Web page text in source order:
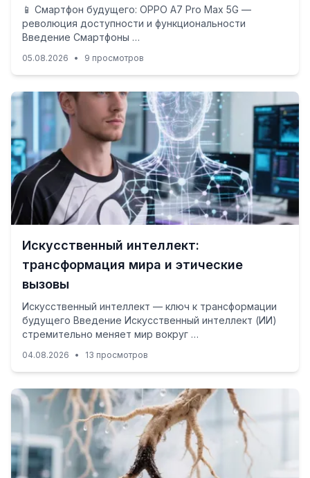
📱 Смартфон будущего: OPPO A7 Pro Max 5G —
революция доступности и функциональности
Введение Смартфоны …
05.08.2026 • 9 просмотров
Искусственный интеллект:
трансформация мира и этические
вызовы
Искусственный интеллект — ключ к трансформации
будущего Введение Искусственный интеллект (ИИ)
стремительно меняет мир вокруг …
04.08.2026 • 13 просмотров